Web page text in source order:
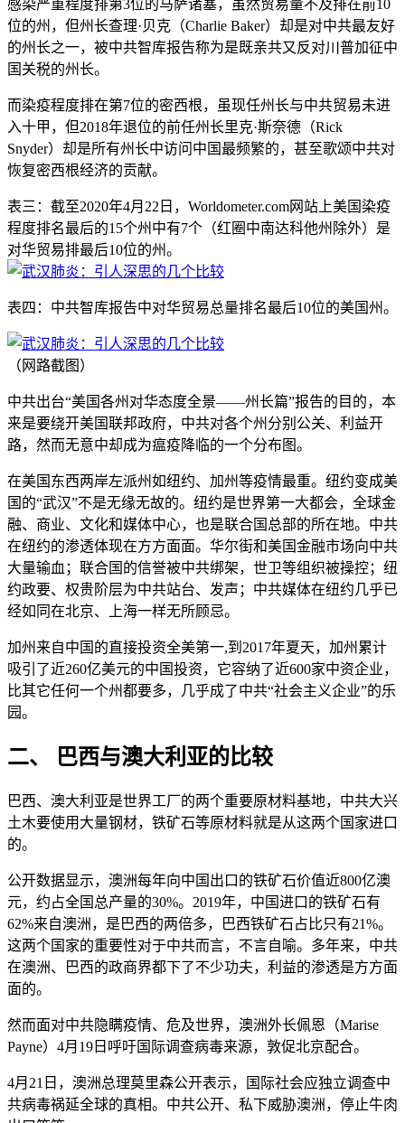
感染严重程度排第3位的马萨诸塞，虽然贸易量不及排在前10
位的州，但州长查理·贝克（Charlie Baker）却是对中共最友好
的州长之一，被中共智库报告称为是既亲共又反对川普加征中
国关税的州长。
而染疫程度排在第7位的密西根，虽现任州长与中共贸易未进
入十甲，但2018年退位的前任州长里克·斯奈德（Rick
Snyder）却是所有州长中访问中国最频繁的，甚至歌颂中共对
恢复密西根经济的贡献。
表三：截至2020年4月22日，Worldometer.com网站上美国染疫
程度排名最后的15个州中有7个（红圈中南达科他州除外）是
对华贸易排最后10位的州。
表四：中共智库报告中对华贸易总量排名最后10位的美国州。
（网路截图）
中共出台“美国各州对华态度全景——州长篇”报告的目的，本
来是要绕开美国联邦政府，中共对各个州分别公关、利益开
路，然而无意中却成为瘟疫降临的一个分布图。
在美国东西两岸左派州如纽约、加州等疫情最重。纽约变成美
国的“武汉”不是无缘无故的。纽约是世界第一大都会，全球金
融、商业、文化和媒体中心，也是联合国总部的所在地。中共
在纽约的渗透体现在方方面面。华尔街和美国金融市场向中共
大量输血；联合国的信誉被中共绑架，世卫等组织被操控；纽
约政要、权贵阶层为中共站台、发声；中共媒体在纽约几乎已
经如同在北京、上海一样无所顾忌。
加州来自中国的直接投资全美第一,到2017年夏天，加州累计
吸引了近260亿美元的中国投资，它容纳了近600家中资企业，
比其它任何一个州都要多，几乎成了中共“社会主义企业”的乐
园。
二、 巴西与澳大利亚的比较
巴西、澳大利亚是世界工厂的两个重要原材料基地，中共大兴
土木要使用大量钢材，铁矿石等原材料就是从这两个国家进口
的。
公开数据显示，澳洲每年向中国出口的铁矿石价值近800亿澳
元，约占全国总产量的30%。2019年，中国进口的铁矿石有
62%来自澳洲，是巴西的两倍多，巴西铁矿石占比只有21%。
这两个国家的重要性对于中共而言，不言自喻。多年来，中共
在澳洲、巴西的政商界都下了不少功夫，利益的渗透是方方面
面的。
然而面对中共隐瞒疫情、危及世界，澳洲外长佩恩（Marise
Payne）4月19日呼吁国际调查病毒来源，敦促北京配合。
4月21日，澳洲总理莫里森公开表示，国际社会应独立调查中
共病毒祸延全球的真相。中共公开、私下威胁澳洲，停止牛肉